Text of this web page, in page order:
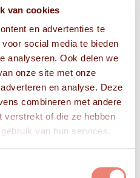
van cookies
en advertenties te
social media te bieden
analyseren. Ook delen we
onze site met onze
en analyse. Deze
combineren met andere
verstrekt of die ze hebben
van hun services.